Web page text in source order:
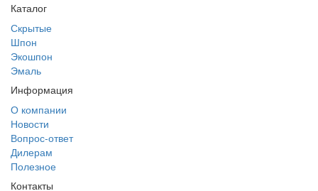
Каталог
Скрытые
Шпон
Экошпон
Эмаль
Информация
О компании
Новости
Вопрос-ответ
Дилерам
Полезное
Контакты